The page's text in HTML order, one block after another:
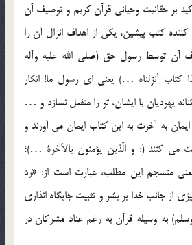
بر حقانيت وحياني قرآن کريم و توصيف آن
کتب پيشين، يکي از اهداف انزال آن را
آن توسط رسول حق (صلي الله عليه وآله
أنزلناه …) يعني اي رسول ما! انکار
يهوديان با ايشان، تو را منفعل نسازد و …
به آخرت به اين کتاب ايمان مي آورند و
مي کنند (: و الّذين يؤمنون بالآخرة …)؛
معني منسجم اين مطلب، عبارت است از: «رد
از جانب خدا بر بشر و تثبيت جايگاه انذاري
وسلم) به وسيله قرآن به رغم عناد مشرکان در